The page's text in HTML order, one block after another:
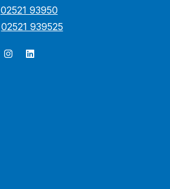
02521 93950
02521 939525